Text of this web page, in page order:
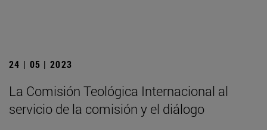
24 | 05 | 2023
La Comisión Teológica Internacional al
servicio de la comisión y el diálogo